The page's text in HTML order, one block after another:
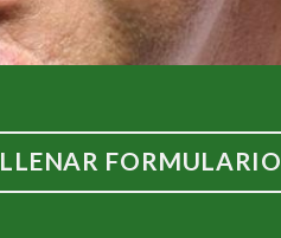
LLENAR FORMULARIO